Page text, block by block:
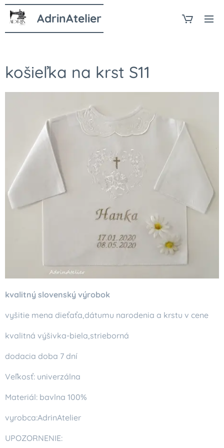
AdrinAtelier
košieľka na krst S11
kvalitný slovenský výrobok
vyšitie mena dieťaťa,dátumu narodenia a krstu v cene
kvalitná výšivka-biela,strieborná
dodacia doba 7 dní
Veľkosť: univerzálna
Materiál: bavlna 100%
vyrobca:AdrinAtelier
UPOZORNENIE: